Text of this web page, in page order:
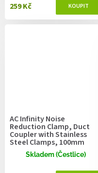
259 Kč
AC Infinity Noise
Reduction Clamp, Duct
Coupler with Stainless
Steel Clamps, 100mm
Skladem (Čestlice)